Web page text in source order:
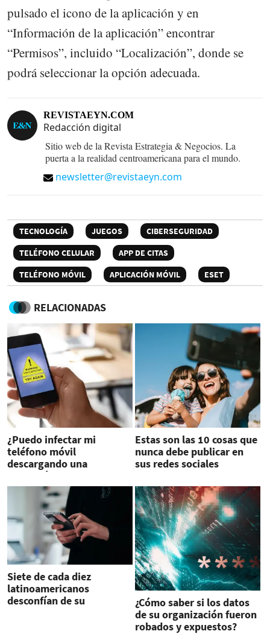
pulsado el icono de la aplicación y en
“Información de la aplicación” encontrar
“Permisos”, incluido “Localización”, donde se
podrá seleccionar la opción adecuada.
REVISTAEYN.COM
Redacción digital
Sitio web de la Revista Estrategia & Negocios. La
puerta a la realidad centroamericana para el mundo.
newsletter@revistaeyn.com
TECNOLOGÍA JUEGOS
CIBERSEGURIDAD
TELÉFONO CELULAR
APP DE CITAS
TELÉFONO MÓVIL
APLICACIÓN MÓVIL ESET
RELACIONADAS
¿Puedo infectar mi
teléfono móvil
descargando una
aplicación de Google Play?
Estas son las 10 cosas que
nunca debe publicar en
sus redes sociales
Siete de cada diez
latinoamericanos
desconfían de su
¿Cómo saber si los datos
de su organización fueron
robados y expuestos?